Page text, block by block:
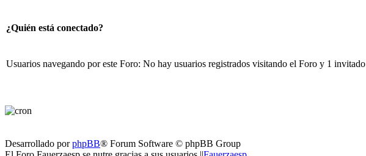
¿Quién está conectado?
Usuarios navegando por este Foro: No hay usuarios registrados visitando el Foro y 1 invitado
Desarrollado porphpBB® Forum Software © phpBB Group